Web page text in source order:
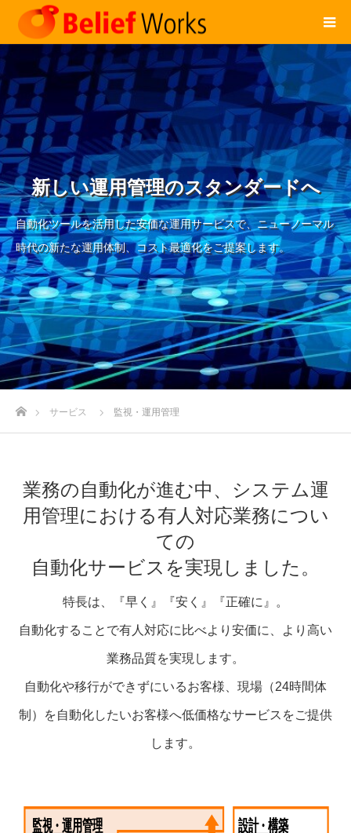
新しい運用管理のスタンダードへ
自動化ツールを活用した安価な運用サービスで、ニューノーマル
時代の新たな運用体制、コスト最適化をご提案します。
ホームサービス 監視・運用管理
業務の自動化が進む中、システム運
用管理における有人対応業務につい
ての
自動化サービスを実現しました。
特長は、『早く』『安く』『正確に』。
自動化することで有人対応に比べより安価に、より高い
業務品質を実現します。
自動化や移行ができずにいるお客様、現場（24時間体
制）を自動化したいお客様へ低価格なサービスをご提供
します。